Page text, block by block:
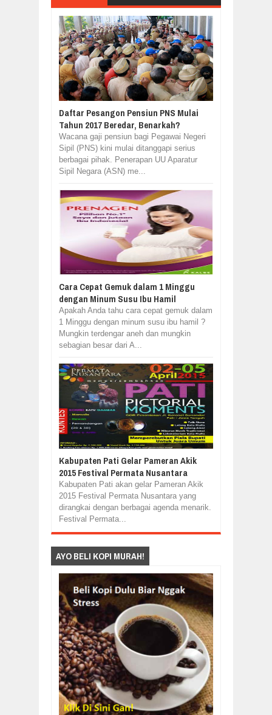
Daftar Pesangon Pensiun PNS Mulai
Tahun 2017 Beredar, Benarkah?
Wacana gaji pensiun bagi Pegawai Negeri
Sipil (PNS) kini mulai ditanggapi serius
berbagai pihak. Penerapan UU Aparatur
Sipil Negara (ASN) me...
Cara Cepat Gemuk dalam 1 Minggu
dengan Minum Susu Ibu Hamil
Apakah Anda tahu cara cepat gemuk dalam
1 Minggu dengan minum susu ibu hamil ?
Mungkin terdengar aneh dan mungkin
sebagian besar dari A...
Kabupaten Pati Gelar Pameran Akik
2015 Festival Permata Nusantara
Kabupaten Pati akan gelar Pameran Akik
2015 Festival Permata Nusantara yang
dirangkai dengan berbagai agenda menarik.
Festival Permata...
AYO BELI KOPI MURAH!